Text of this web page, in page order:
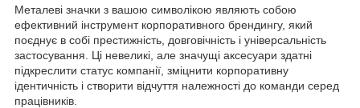
Металеві значки з вашою символікою являють собою
ефективний інструмент корпоративного брендингу, який
поєднує в собі престижність, довговічність і універсальність
застосування. Ці невеликі, але значущі аксесуари здатні
підкреслити статус компанії, зміцнити корпоративну
ідентичність і створити відчуття належності до команди серед
працівників.